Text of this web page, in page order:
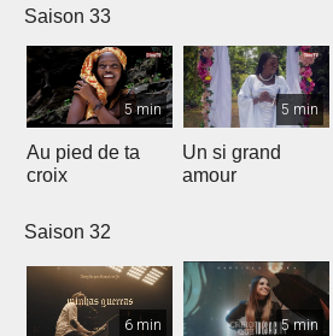
Saison 33
5 min
Au pied de ta
croix
5 min
Un si grand
amour
Saison 32
6 min 5 min